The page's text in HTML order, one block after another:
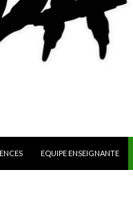
EQUIPE ENSEIGNANTE